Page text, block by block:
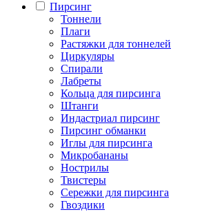
Пирсинг
Тоннели
Плаги
Растяжки для тоннелей
Циркуляры
Спирали
Лабреты
Кольца для пирсинга
Штанги
Индастриал пирсинг
Пирсинг обманки
Иглы для пирсинга
Микробананы
Нострилы
Твистеры
Сережки для пирсинга
Гвоздики